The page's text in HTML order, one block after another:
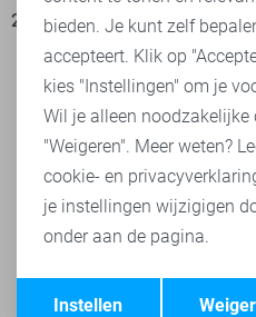
20,00 39,99
Terug
bieden. Je kunt zelf
accepteert. Klik op
kies "Instellingen" om je
Wil je alleen noodzakelijke
"Weigeren". Meer weten?
cookie- en
je instellingen wijzigigen
onder aan de pagina.
Instellen